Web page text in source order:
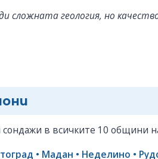
сложната геология, но
в всичките 10 общини
• Мадан • Неделино •